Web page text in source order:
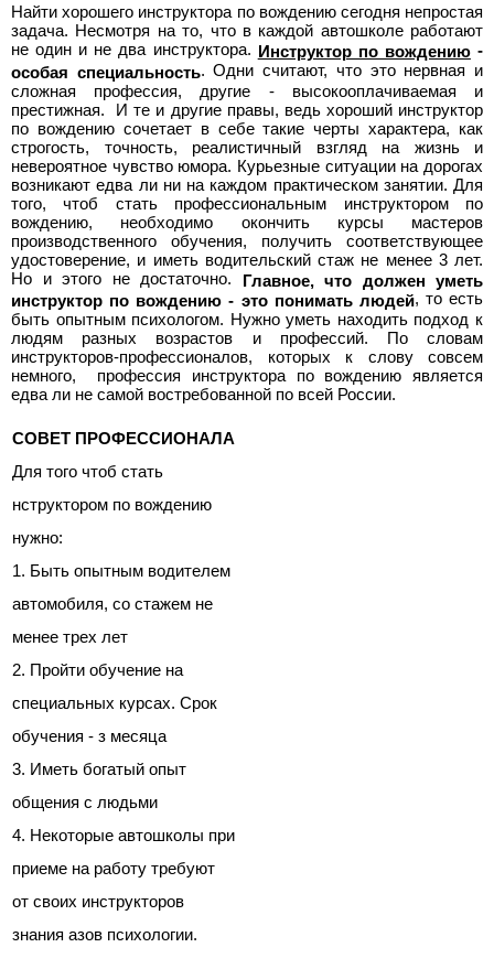
Найти хорошего инструктора по вождению сегодня непростая
задача. Несмотря на то, что в каждой автошколе работают
не один и не два инструктора. Инструктор по вождению-
особая специальность. Одни считают, что это нервная и
сложная профессия, другие - высокооплачиваемая и
престижная. И те и другие правы, ведь хороший инструктор
по вождению сочетает в себе такие черты характера, как
строгость, точность, реалистичный взгляд на жизнь и
невероятное чувство юмора. Курьезные ситуации на дорогах
возникают едва ли ни на каждом практическом занятии. Для
того, чтоб стать профессиональным инструктором по
вождению, необходимо окончить курсы мастеров
производственного обучения, получить соответствующее
удостоверение, и иметь водительский стаж не менее 3 лет.
Но и этого не достаточно. Главное, что должен уметь
инструктор по вождению - это понимать людей, то есть
быть опытным психологом. Нужно уметь находить подход к
людям разных возрастов и профессий. По словам
инструкторов-профессионалов, которых к слову совсем
немного, профессия инструктора по вождению является
едва ли не самой востребованной по всей России.
СОВЕТ ПРОФЕССИОНАЛА
Для того чтоб стать
нструктором по вождению
нужно:
1. Быть опытным водителем
автомобиля, со стажем не
менее трех лет
2. Пройти обучение на
специальных курсах. Срок
обучения - з месяца
3. Иметь богатый опыт
общения с людьми
4. Некоторые автошколы при
приеме на работу требуют
от своих инструкторов
знания азов психологии.